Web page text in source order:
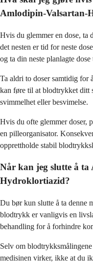
Amlodipin-Valsartan-
Hvis du glemmer en dose, ta
det nesten er tid for neste
og ta din neste planlagte
Ta aldri to doser samtidig for
kan føre til at blodtrykket ditt
svimmelhet eller besvimelse.
Hvis du ofte glemmer doser,
en pilleorganisator.
opprettholde stabil
Når kan jeg slutte å
Hydroklortiazid?
Du bør kun slutte å ta denne
blodtrykk er vanligvis en
behandling for å forhindre
Selv om
medisinen virker, ikke at du